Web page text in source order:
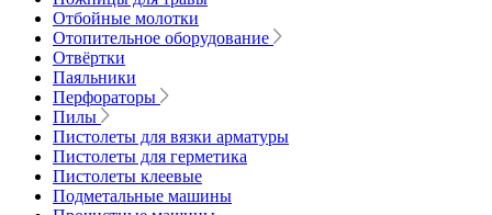
Отбойные молотки
Отопительное оборудование
Отвёртки
Паяльники
Перфораторы
Пилы
Пистолеты для вязки арматуры
Пистолеты для герметика
Пистолеты клеевые
Подметальные машины